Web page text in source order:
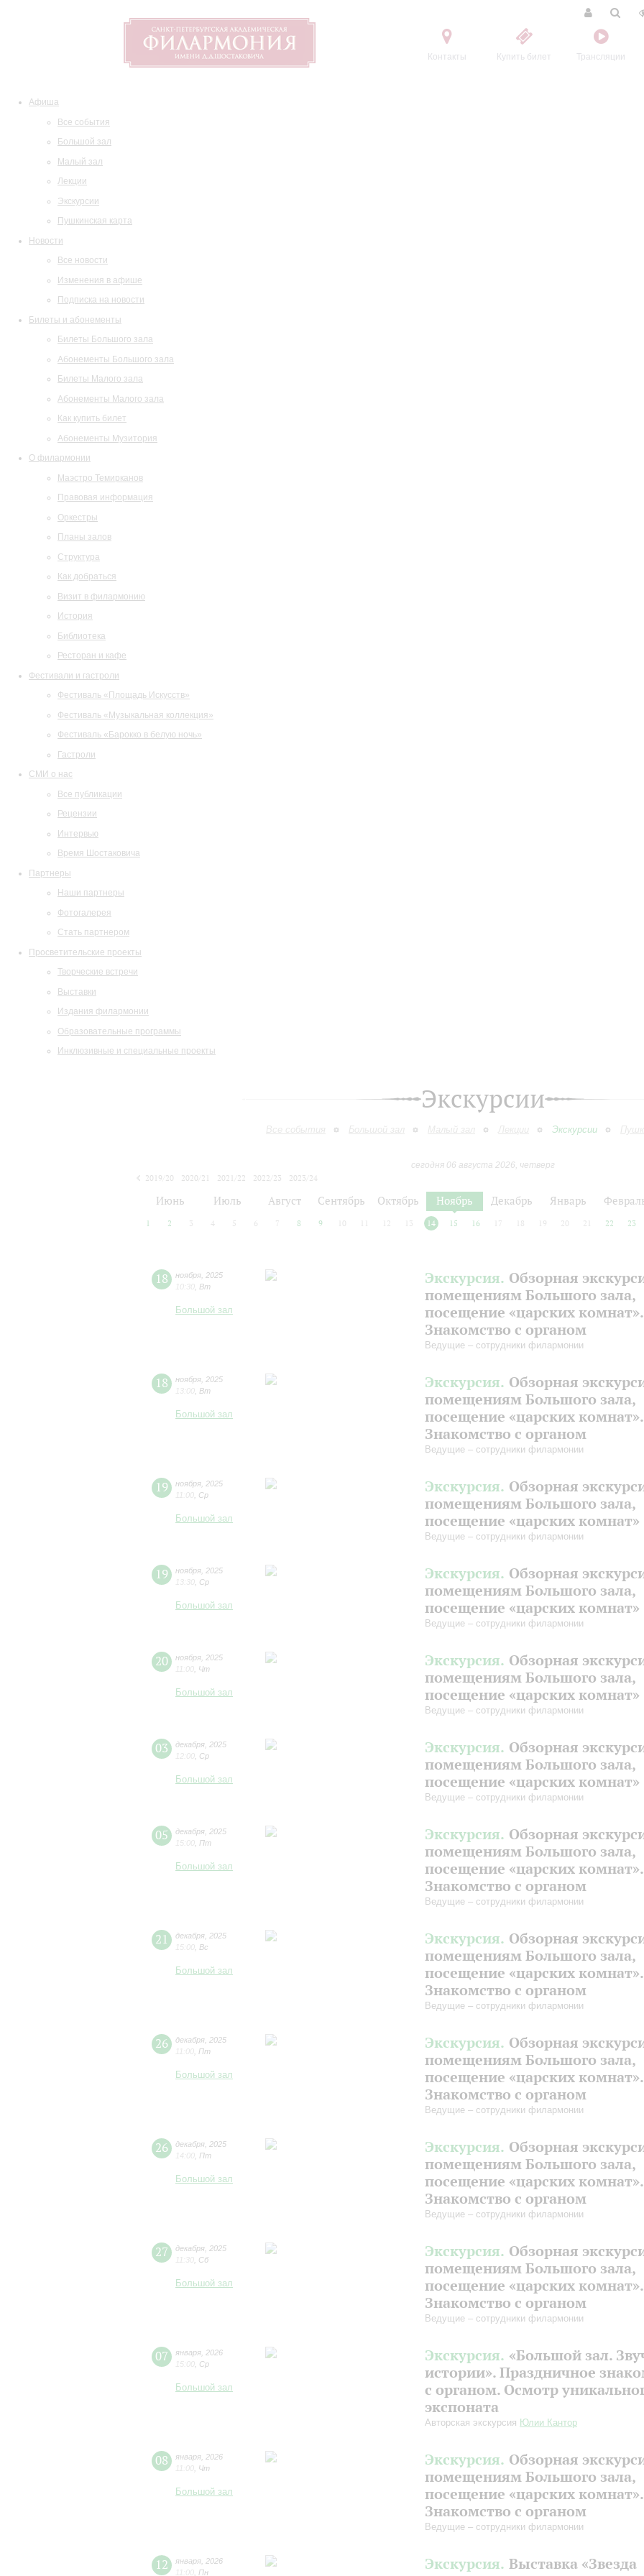
Контакты Купить билет Трансляции
Афиша
Все события
Большой зал
Малый зал
Лекции
Экскурсии
Пушкинская карта
Новости
Все новости
Изменения в афише
Подписка на новости
Билеты и абонементы
Билеты Большого зала
Абонементы Большого зала
Билеты Малого зала
Абонементы Малого зала
Как купить билет
Абонементы Музитория
О филармонии
Маэстро Темирканов
Правовая информация
Оркестры
Планы залов
Структура
Как добраться
Визит в филармонию
История
Библиотека
Ресторан и кафе
Фестивали и гастроли
Фестиваль «Площадь Искусств»
Фестиваль «Музыкальная коллекция»
Фестиваль «Барокко в белую ночь»
Гастроли
СМИ о нас
Все публикации
Рецензии
Интервью
Время Шостаковича
Партнеры
Наши партнеры
Фотогалерея
Стать партнером
Просветительские проекты
Творческие встречи
Выставки
Издания филармонии
Образовательные программы
Инклюзивные и специальные проекты
Экскурсии
Все события Большой зал Малый зал Лекции Экскурсии
сегодня 06 августа 2026, четверг
2019/20
2020/21 2021/22 2022/23
2023/24
Июнь Июль Август Сентябрь Октябрь Ноябрь Декабрь Январь
1 2 3 4 5 6 7 8 9 10 12 13 14 15 16 17 18 19 20 21 22 23
18 ноября 2025
10:30 Вт
Большой зал
Экскурсия. Обзорная
помещениям Большого зала,
посещение «царских комнат».
Знакомство с органом
Ведущие – сотрудники филармонии
18 ноября 2025
13:00 Вт
Большой зал
Экскурсия. Обзорная
помещениям Большого зала,
посещение «царских комнат».
Знакомство с органом
Ведущие – сотрудники филармонии
19 ноября 2025
11:00 Ср
Большой зал
Экскурсия. Обзорная
помещениям Большого зала,
посещение «царских комнат»
Ведущие – сотрудники филармонии
19 ноября 2025
13:30 Ср
Большой зал
Экскурсия. Обзорная
помещениям Большого зала,
посещение «царских комнат»
Ведущие – сотрудники филармонии
20 ноября 2025
11:00 Чт
Большой зал
Экскурсия. Обзорная
помещениям Большого зала,
посещение «царских комнат»
Ведущие – сотрудники филармонии
03 декабря 2025
12:00 Ср
Большой зал
Экскурсия. Обзорная
помещениям Большого зала,
посещение «царских комнат»
Ведущие – сотрудники филармонии
05 декабря 2025
15:00 Пт
Большой зал
Экскурсия. Обзорная
помещениям Большого зала,
посещение «царских комнат».
Знакомство с органом
Ведущие – сотрудники филармонии
21 декабря 2025
15:00 Вс
Большой зал
Экскурсия. Обзорная
помещениям Большого зала,
посещение «царских комнат».
Знакомство с органом
Ведущие – сотрудники филармонии
26 декабря 2025
11:00 Пт
Большой зал
Экскурсия. Обзорная
помещениям Большого зала,
посещение «царских комнат».
Знакомство с органом
Ведущие – сотрудники филармонии
26 декабря 2025
14:00 Пт
Большой зал
Экскурсия. Обзорная
помещениям Большого зала,
посещение «царских комнат».
Знакомство с органом
Ведущие – сотрудники филармонии
27 декабря 2025
11:30 Сб
Большой зал
Экскурсия. Обзорная
помещениям Большого зала,
посещение «царских комнат».
Знакомство с органом
Ведущие – сотрудники филармонии
07 января 2026
15:00 Ср
Большой зал
Экскурсия. «Большой зал.
истории». Праздничное
с органом. Осмотр
экспоната
Авторская экскурсия Юлии Кантор
08 января 2026
11:00 Чт
Большой зал
Экскурсия. Обзорная
помещениям Большого зала,
посещение «царских комнат».
Знакомство с органом
Ведущие – сотрудники филармонии
12 января 2026
11:00 Пн Экскурсия. Выставка «Звезда